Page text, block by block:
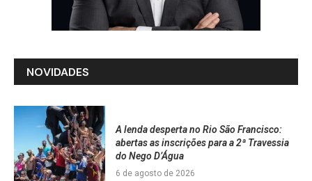
NOVIDADES
A lenda desperta no Rio São Francisco:
abertas as inscrições para a 2ª Travessia
do Nego D’Água
6 de agosto de 2026